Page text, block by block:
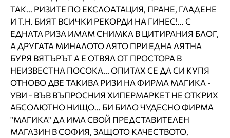
ТАК... РИЗИТЕ ПО ЕКСЛОАТАЦИЯ, ПРАНЕ, ГЛАДЕНЕ
И Т.Н. БИЯТ ВСИЧКИ РЕКОРДИ НА ГИНЕС!... С
ЕДНАТА РИЗА ИМАМ СНИМКА В ЦИТИРАНИЯ БЛОГ,
А ДРУГАТА МИНАЛОТО ЛЯТО ПРИ ЕДНА ЛЯТНА
БУРЯ ВЯТЪРЪТ А Е ОТВЯЛ ОТ ПРОСТОРА В
НЕИЗВЕСТНА ПОСОКА... ОПИТАХ СЕ ДА СИ КУПЯ
ОТНОВО ДВЕ ТАКИВА РИЗИ НА ФИРМА МАГИКА -
УВИ - ВЪВ ВЪПРОСНИЯ ХИПЕРМАРКЕТ НЕ ОТКРИХ
АБСОЛЮТНО НИЩО... БИ БИЛО ЧУДЕСНО ФИРМА
"МАГИКА" ДА ИМА СВОЙ ПРЕДСТАВИТЕЛЕН
МАГАЗИН В СОФИЯ, ЗАЩОТО КАЧЕСТВОТО,